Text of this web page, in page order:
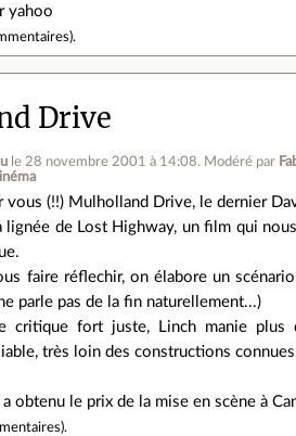
yahoo
).
Drive
le 28 novembre 2001 à 14:08. Modéré par
vous (!!) Mulholland Drive, le dernier
lignée de Lost Highway, un film qui
faire réflechir, on élabore un
parle pas de la fin naturellement...)
critique fort juste, Linch manie plus
très loin des constructions
obtenu le prix de la mise en scène à
).